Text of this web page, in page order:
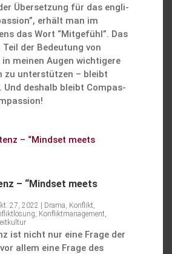
Überset­zung für das engli­
erhält man im
das Wort “Mitge­fühl”. Das
der Bedeu­tung von
in meinen Augen wichti­gere
zu unter­stützen – bleibt
Und deshalb bleibt Compas­
– “Mindset meets
27, 2022 Drama, Konflikt,
, Konfliktmanagement,
ist nicht nur eine Frage der
allem eine Frage des